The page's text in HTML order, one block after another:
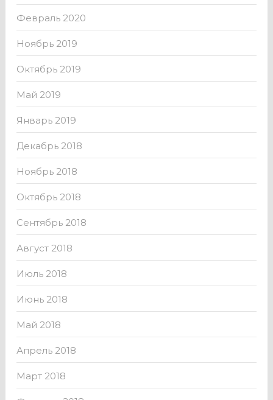
Февраль 2020
Ноябрь 2019
Октябрь 2019
Май 2019
Январь 2019
Декабрь 2018
Ноябрь 2018
Октябрь 2018
Сентябрь 2018
Август 2018
Июль 2018
Июнь 2018
Май 2018
Апрель 2018
Март 2018